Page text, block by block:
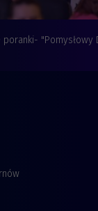
poranki- "Pomysłowy